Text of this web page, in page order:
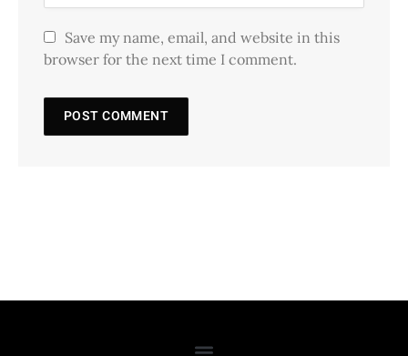
Save my name, email, and website in this
browser for the next time I comment.